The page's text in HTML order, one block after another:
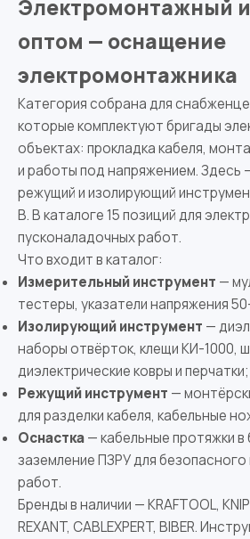
Электромонтажный
оптом — оснащение
электромонтажника
Категория собрана для
которые комплектуют бригады
объектах: прокладка кабеля,
и работы под напряжением. Здесь
режущий и изолирующий
В. В каталоге 15 позиций для
пусконаладочных работ.
Что входит в каталог:
Измерительный инструмент —
тестеры, указатели напряжения
Изолирующий инструмент —
наборы отвёрток, клещи КИ-1000,
диэлектрические ковры и перчатки;
Режущий инструмент —
для разделки кабеля, кабельные
Оснастка— кабельные протяжки
заземление ПЗРУ для
работ.
Бренды в наличии — KRAFTOOL,
REXANT, CABLEXPERT, BIBER.